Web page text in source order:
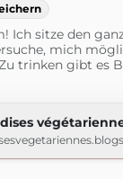
Ich sitze den
mich
trinken gibt es